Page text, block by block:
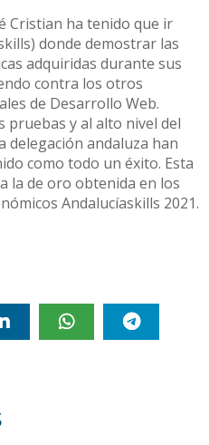
Cristian ha tenido que ir
donde demostrar las
adquiridas durante sus
contra los otros
de Desarrollo Web.
pruebas y al alto nivel del
delegación andaluza han
como todo un éxito. Esta
la de oro obtenida en los
Andalucíaskills 2021.